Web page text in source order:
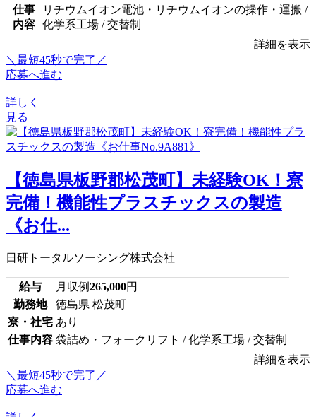
仕事
内容
リチウムイオン電池・リチウムイオンの操作・運搬 /
化学系工場 / 交替制
詳細を表示
＼最短45秒で完了／
応募へ進む
詳しく
見る
【徳島県板野郡松茂町】未経験OK！寮
完備！機能性プラスチックスの製造
《お仕...
日研トータルソーシング株式会社
給与 月収例265,000円
勤務地
徳島県 松茂町
寮・社宅 あり
仕事内容 袋詰め・フォークリフト / 化学系工場 / 交替制
詳細を表示
＼最短45秒で完了／
応募へ進む